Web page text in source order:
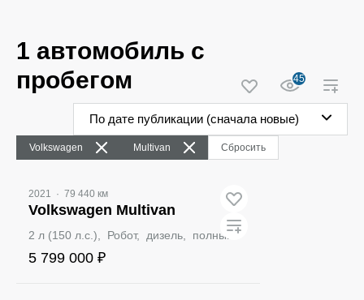
1 автомобиль с
пробегом
45
Volkswagen Multivan Сбросить
По дате публикации (сначала новые)
2021 · 79 440 км
Volkswagen Multivan
2 л (150 л.с.), Робот, дизель, полный
5 799 000 ₽